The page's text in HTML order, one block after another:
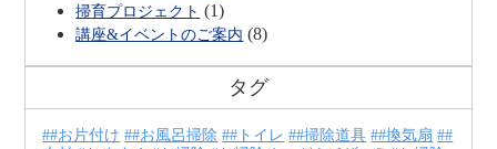
掃育プロジェクト (1)
講座&イベントのご案内 (8)
タグ
#お片付け #お風呂掃除 #トイレ #掃除道具 #換気扇
#